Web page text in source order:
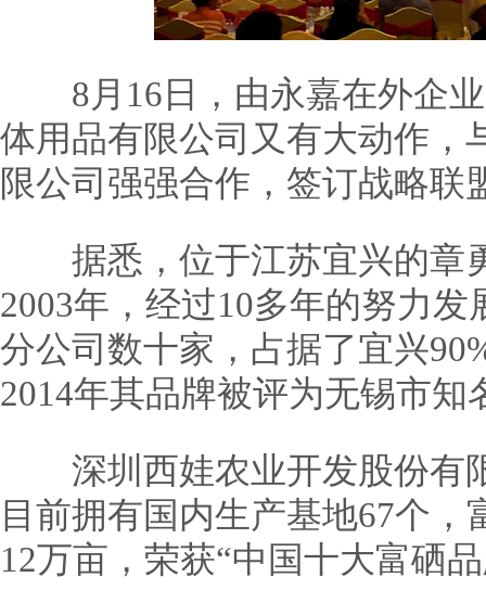
8月16日，由永嘉在外企业
体用品有限公司又有大动作，
限公司强强合作，签订战略联
据悉，位于江苏宜兴的章
2003年，经过10多年的努力
分公司数十家，占据了宜兴
2014年其品牌被评为无锡市知
深圳西娃农业开发股份有
目前拥有国内生产基地67个
12万亩，荣获“中国十大富硒